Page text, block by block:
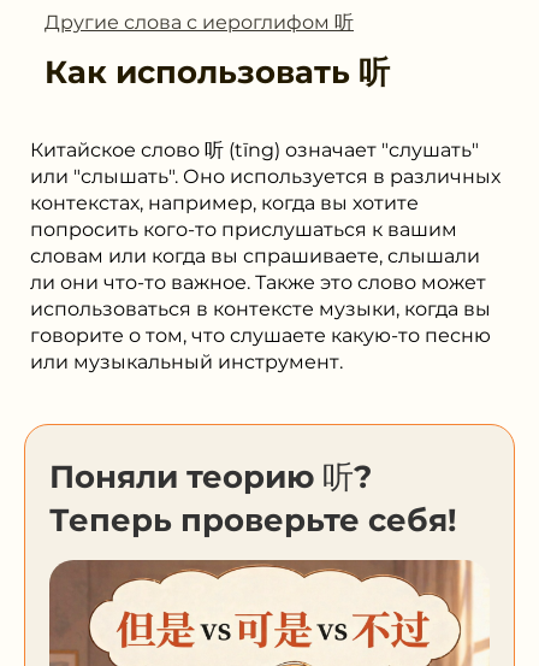
Другие слова с иероглифом 听
Как использовать 听
Китайское слово 听 (tīng) означает "слушать"
или "слышать". Оно используется в различных
контекстах, например, когда вы хотите
попросить кого-то прислушаться к вашим
словам или когда вы спрашиваете, слышали
ли они что-то важное. Также это слово может
использоваться в контексте музыки, когда вы
говорите о том, что слушаете какую-то песню
или музыкальный инструмент.
Поняли теорию 听?
Теперь проверьте себя!